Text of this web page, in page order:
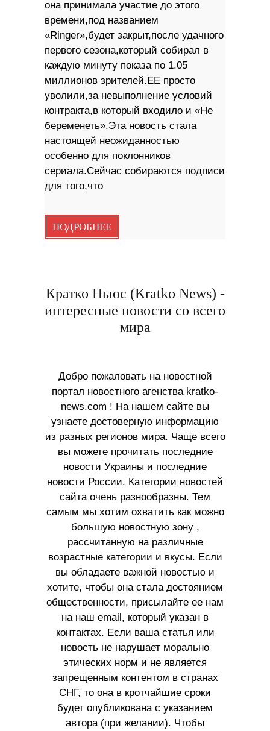
она принимала участие до этого
времени,под названием
«Ringer»,будет закрыт,после удачного
первого сезона,который собирал в
каждую минуту показа по 1.05
миллионов зрителей.ЕЕ просто
уволили,за невыполнение условий
контракта,в который входило и «Не
беременеть».Эта новость стала
настоящей неожиданностью
особенно для поклонников
сериала.Сейчас собираются подписи
для того,что
ПОДРОБНЕЕ
Кратко Ньюс (Kratko News) -
интересные новости со всего
мира
Добро пожаловать на новостной
портал новостного агенства kratko-
news.com ! На нашем сайте вы
узнаете достоверную информацию
из разных регионов мира. Чаще всего
вы можете прочитать последние
новости Украины и последние
новости России. Категории новостей
сайта очень разнообразны. Тем
самым мы хотим охватить как можно
большую новостную зону ,
рассчитанную на различные
возрастные категории и вкусы. Если
вы обладаете важной новостью и
хотите, чтобы она стала достоянием
общественности, присылайте ее нам
на наш email, который указан в
контактах. Если ваша статья или
новость не нарушает морально
этических норм и не является
запрещенным контентом в странах
СНГ, то она в кротчайшие сроки
будет опубликована с указанием
автора (при желании). Чтобы